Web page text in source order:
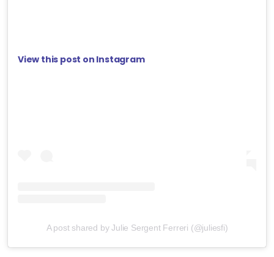
View this post on Instagram
A post shared by Julie Sergent Ferreri (@juliesfi)